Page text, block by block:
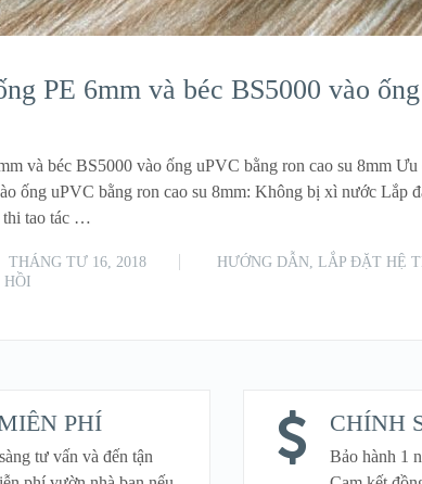
PE 6mm và béc BS5000 vào
và béc BS5000 vào ống uPVC bằng ron cao su 8mm
ống uPVC bằng ron cao su 8mm: Không bị xì nước Lắp
thi tao tác …
THÁNG TƯ 16, 2018 HƯỚNG DẪN LẮP ĐẶT HỆ
HỒI
PHÍ
tư vấn và đến tận
CHÍNH
Bảo hành 1